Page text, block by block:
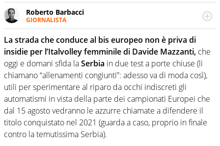
Roberto Barbacci
GIORNALISTA
Giornalista (pubblicista) sportivo a tutto campo, è il
tuttologo di Virgilio Sport. Provate a chiedergli di boxe, di
scherma, di volley o di curling: ve ne farà innamorare
La strada che conduce al bis europeo non è priva di
insidie per l’Italvolley femminile di Davide Mazzanti, che
oggi e domani sfida laSerbia in due test a porte chiuse (li
chiamano “allenamenti congiunti”: adesso va di moda così),
utili per sperimentare al riparo da occhi indiscreti gli
automatismi in vista della parte dei campionati Europei che
dal 15 agosto vedranno le azzurre chiamate a difendere il
titolo conquistato nel 2021 (guarda a caso, proprio in finale
contro la temutissima Serbia).